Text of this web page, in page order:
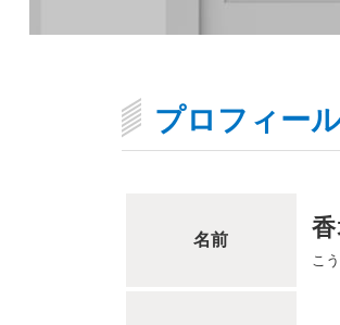
プロフィー
名前
こ